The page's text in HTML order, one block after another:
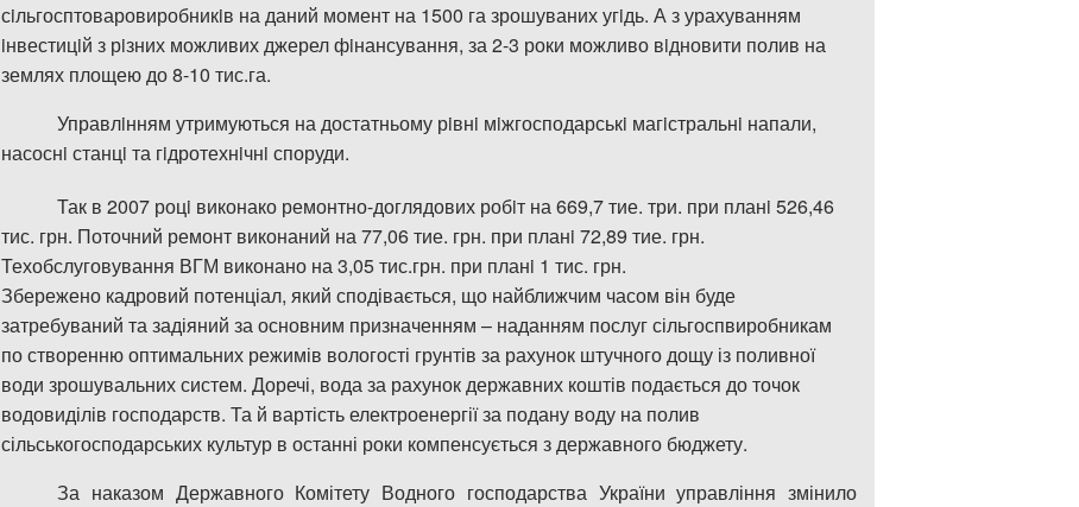
сiльгосптоваровиробникiв на даний момент на 1500 газрошуваних угiдь. А з урахуванням
iнвестицiй з рiзних можливих джерел фiнансування, за 2-3 роки можливо вiдновити полив на
землях площею до 8-10 тис.га.
Управлiнням утримуються на достатньому рiвнi мiжгосподарськi магiстральнi напали,
насоснi станцi та гiдротехнiчнi споруди.
Так в 2007 роцi виконако ремонтно-доглядових робiт на 669,7 тие. три. при планi 526,46
тис. грн. Поточний ремонт виконаний на 77,06 тие. грн. при планi 72,89 тие. грн.
Техобслуговування ВГМ виконано на 3,05 тис.грн. при планi 1 тис. грн.
Збережено кадровий потенціал, який сподівається, що найближчим часом він буде
затребуваний та задіяний за основним призначенням – наданням послуг сільгоспвиробникам
по створенню оптимальних режимів вологості грунтів за рахунок штучного дощу із поливної
води зрошувальних систем. Доречі, вода за рахунок державних коштів подається до точок
водовиділів господарств. Та й вартість електроенергії за подану воду на полив
сільськогосподарських культур в останні роки компенсується з державного бюджету.
За наказом Державного Комітету Водного господарства України управління змінило